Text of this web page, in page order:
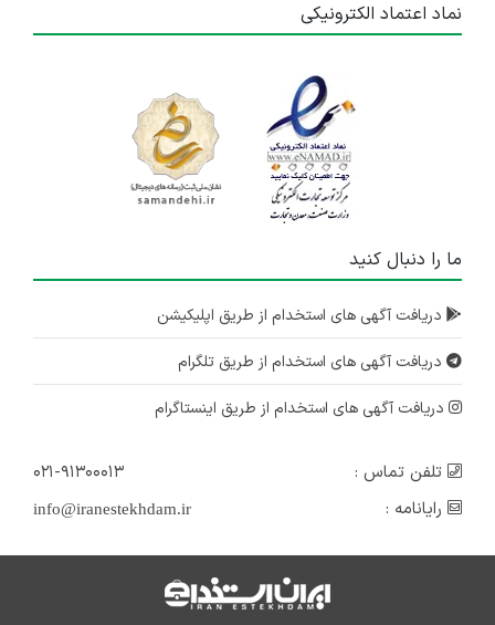
نماد اعتماد الکترونیکی
ما را دنبال کنید
دریافت آگهی های استخدام از طریق اپلیکیشن
دریافت آگهی های استخدام از طریق تلگرام
دریافت آگهی های استخدام از طریق اینستاگرام
تلفن تماس :
۰۲۱-۹۱۳۰۰۰۱۳
رایانامه :
info@iranestekhdam.ir